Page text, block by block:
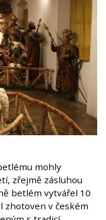
mohly
zřejmě zásluhou
betlém vytvářel 10
zhotoven v českém